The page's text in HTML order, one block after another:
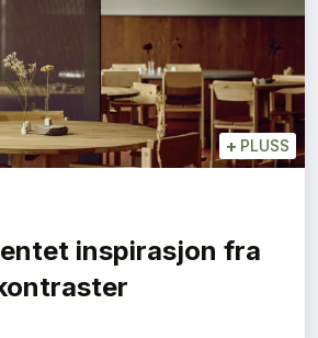
+ PLUSS
inspirasjon fra